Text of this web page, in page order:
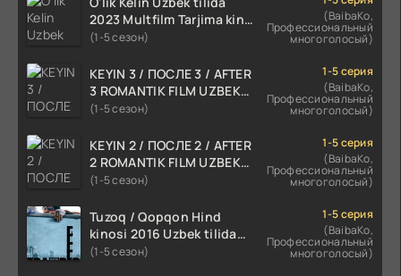
2023 Multfilm Tarjima kino
skachat
(1-5 сезон)
(BaibaKo,
Профессиональный
многоголосый)
KEYIN 3 / ПОСЛЕ 3 / AFTER
3 ROMANTIK FILM UZBEK
TILIDA 2021 TARJIMA FILM
(1-5 сезон)
1-5 серия
(BaibaKo,
Профессиональный
многоголосый)
KEYIN 2 / ПОСЛЕ 2 / AFTER
2 ROMANTIK FILM UZBEK
TILIDA 2020 TARJIMA FILM
(1-5 сезон)
1-5 серия
(BaibaKo,
Профессиональный
многоголосый)
Tuzoq / Qopqon Hind
kinosi 2016 Uzbek tilida
tarjima film HD
(1-5 сезон)
1-5 серия
(BaibaKo,
Профессиональный
многоголосый)